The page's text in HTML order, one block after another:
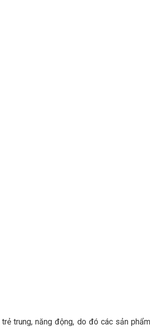
trung, năng động, do đó các sản